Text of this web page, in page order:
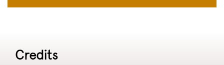
Credits